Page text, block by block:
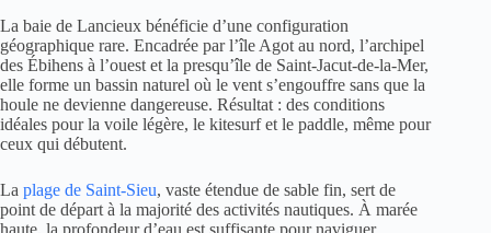
La baie de Lancieux bénéficie d’une configuration
géographique rare. Encadrée par l’île Agot au nord, l’archipel
des Ébihens à l’ouest et la presqu’île de Saint-Jacut-de-la-Mer,
elle forme un bassin naturel où le vent s’engouffre sans que la
houle ne devienne dangereuse. Résultat : des conditions
idéales pour la voile légère, le kitesurf et le paddle, même pour
ceux qui débutent.
La plage de Saint-Sieu, vaste étendue de sable fin, sert de
point de départ à la majorité des activités nautiques. À marée
haute, la profondeur d’eau est suffisante pour naviguer